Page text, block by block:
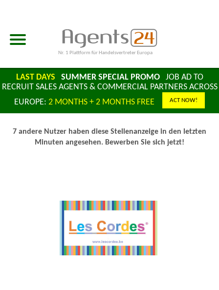
Nr. 1 Plattform für Handelsvertreter Europa
LAST DAYS SUMMER SPECIAL PROMOJOB AD TO
RECRUIT SALES AGENTS & COMMERCIAL PARTNERS ACROSS
EUROPE: 2 MONTHS + 2 MONTHS FREE ACT NOW!
7 andere Nutzer haben diese Stellenanzeige in den letzten
Minuten angesehen. Bewerben Sie sich jetzt!